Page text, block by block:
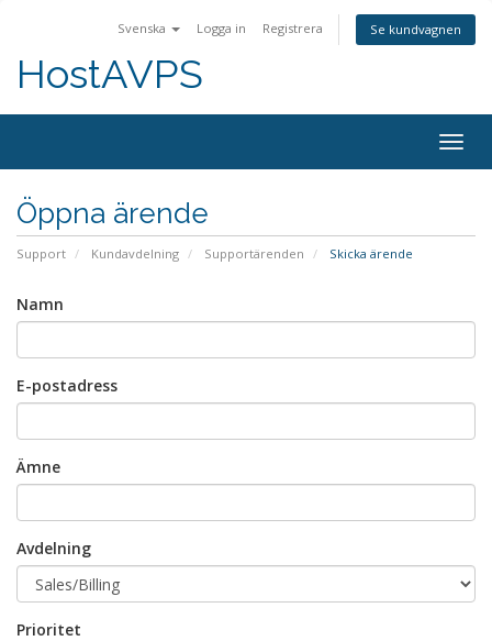
Svenska Logga in Registrera Se kundvagnen
HostAVPS
Öppna ärende
Support Kundavdelning Supportärenden Skicka ärende
Namn
E-postadress
Ämne
Avdelning
Prioritet